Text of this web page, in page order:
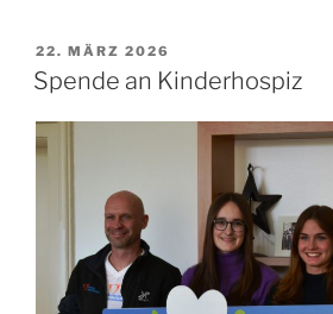
VERÖFFENTLICHT
AM
22. MÄRZ 2026
Spende an Kinderhospiz